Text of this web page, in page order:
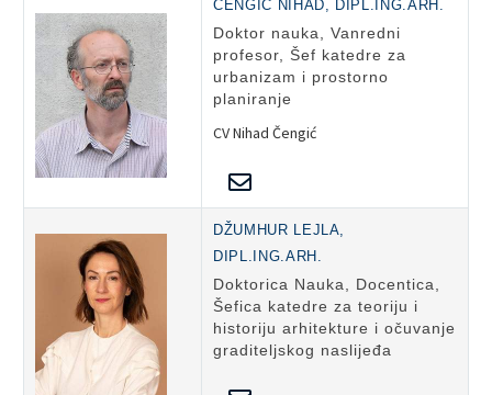
ČENGIĆ NIHAD, DIPL.ING.ARH.
Doktor nauka, Vanredni
profesor, Šef katedre za
urbanizam i prostorno
planiranje
CV Nihad Čengić
DŽUMHUR LEJLA,
DIPL.ING.ARH.
Doktorica Nauka, Docentica,
Šefica katedre za teoriju i
historiju arhitekture i očuvanje
graditeljskog naslijeđa